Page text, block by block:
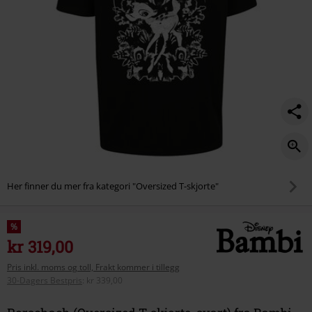
Her finner du mer fra kategori "Oversized T-skjorte"
%
kr 319,00
Pris inkl. moms og toll, Frakt kommer i tillegg
30-Dagers Bestpris
kr 339,00